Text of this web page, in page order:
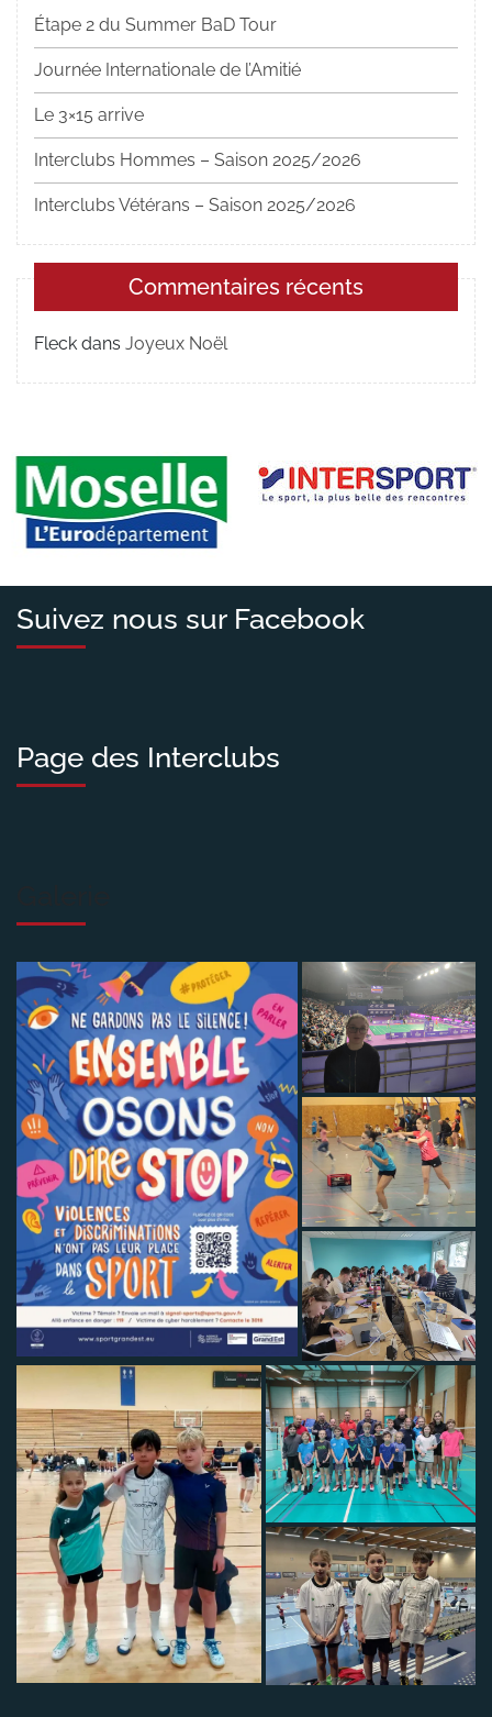
Étape 2 du Summer BaD Tour
Journée Internationale de l’Amitié
Le 3×15 arrive
Interclubs Hommes – Saison 2025/2026
Interclubs Vétérans – Saison 2025/2026
Commentaires récents
Fleck dans Joyeux Noël
Suivez nous sur Facebook
Page des Interclubs